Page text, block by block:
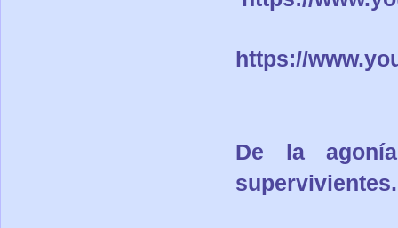
https://
De la
supervivientes.